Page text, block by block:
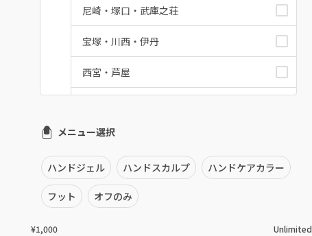
尼崎・塚口・武庫之荘
宝塚・川西・伊丹
西宮・芦屋
神戸・兵庫区・長田区
須磨区・垂水区・西区
三田・北区
メニュー選択
ハンドジェル ハンドスカルプ ハンドケアカラー
フット オフのみ
¥1,000 Unlimited